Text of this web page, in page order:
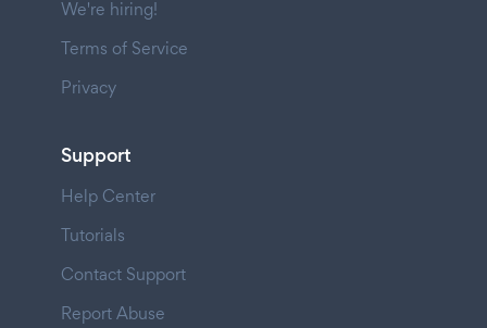
We're hiring!
Terms of Service
Privacy
Support
Help Center
Tutorials
Contact Support
Report Abuse